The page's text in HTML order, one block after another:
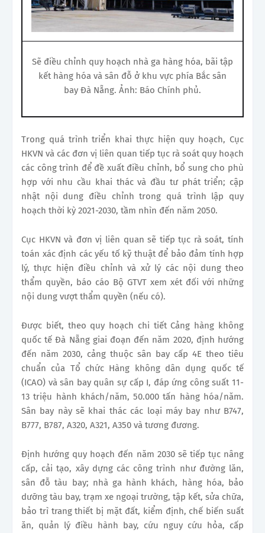
Sẽ điều chỉnh quy hoạch nhà ga hàng hóa, bãi tập
kết hàng hóa và sân đỗ ở khu vực phía Bắc sân
bay Đà Nẵng. Ảnh: Báo Chính phủ.
Trong quá trình triển khai thực hiện quy hoạch, Cục
HKVN và các đơn vị liên quan tiếp tục rà soát quy hoạch
các công trình để đề xuất điều chỉnh, bổ sung cho phù
hợp với nhu cầu khai thác và đầu tư phát triển; cập
nhật nội dung điều chỉnh trong quá trình lập quy
hoạch thời kỳ 2021-2030, tầm nhìn đến năm 2050.
Cục HKVN và đơn vị liên quan sẽ tiếp tục rà soát, tính
toán xác định các yếu tố kỹ thuật để bảo đảm tính hợp
lý, thực hiện điều chỉnh và xử lý các nội dung theo
thẩm quyền, báo cáo Bộ GTVT xem xét đối với những
nội dung vượt thẩm quyền (nếu có).
Được biết, theo quy hoạch chi tiết Cảng hàng không
quốc tế Đà Nẵng giai đoạn đến năm 2020, định hướng
đến năm 2030, cảng thuộc sân bay cấp 4E theo tiêu
chuẩn của Tổ chức Hàng không dân dụng quốc tế
(ICAO) và sân bay quân sự cấp I, đáp ứng công suất 11-
13 triệu hành khách/năm, 50.000 tấn hàng hóa/năm.
Sân bay này sẽ khai thác các loại máy bay như B747,
B777, B787, A320, A321, A350 và tương đương.
Định hướng quy hoạch đến năm 2030 sẽ tiếp tục nâng
cấp, cải tạo, xây dựng các công trình như đường lăn,
sân đỗ tàu bay; nhà ga hành khách, hàng hóa, bảo
dưỡng tàu bay, trạm xe ngoại trường, tập kết, sửa chữa,
bảo trì trang thiết bị mặt đất, kiểm định, chế biến suất
ăn, quản lý điều hành bay, cứu nguy cứu hỏa, cấp